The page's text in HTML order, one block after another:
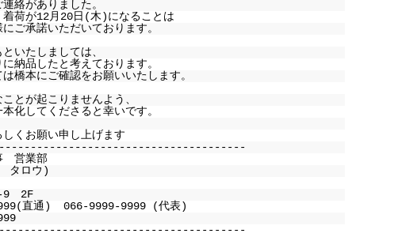
絡がありました。
着荷が12月20日(木)になることは
ご承諾いただいております。
いたしましては、
納品したと考えております。
橋本にご確認をお願いいたします。
とが起こりませんよう、
化してくださると幸いです。
くお願い申し上げます
営業部
タロウ)
9 2F
直通) 066-9999-9999 (代表)